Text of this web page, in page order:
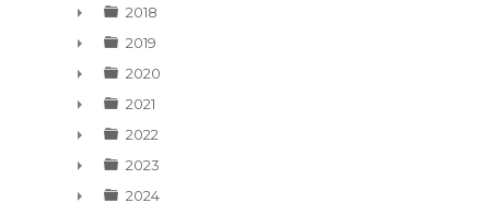
►
2018
►
2019
►
2020
►
2021
►
2022
►
2023
2024